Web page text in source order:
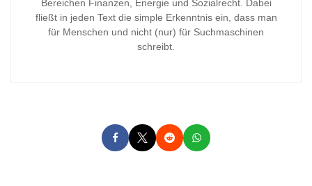
Bereichen Finanzen, Energie und Sozialrecht. Dabei
fließt in jeden Text die simple Erkenntnis ein, dass man
für Menschen und nicht (nur) für Suchmaschinen
schreibt.